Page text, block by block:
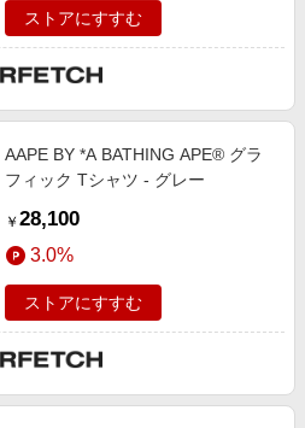
ストアにすすむ
AAPE BY *A BATHING APE® グラ
フィック Tシャツ - グレー
￥ 28,100
3.0%
ストアにすすむ